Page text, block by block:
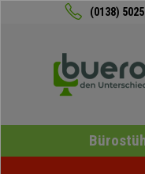
(0138)